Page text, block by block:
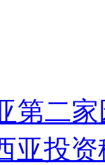
第二家
亚投资